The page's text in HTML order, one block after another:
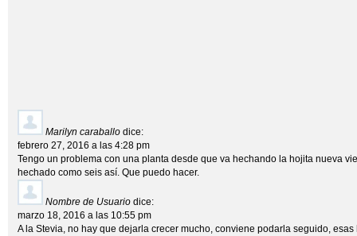
Marilyn caraballo dice:
febrero 27, 2016 a las 4:28 pm
Tengo un problema con una planta desde que va hechando la hojita nueva
hechado como seis así. Que puedo hacer.
Nombre de Usuario dice:
marzo 18, 2016 a las 10:55 pm
A la Stevia, no hay que dejarla crecer mucho, conviene podarla seguido,